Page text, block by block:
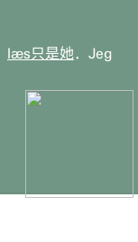
læs只是她．Jeg